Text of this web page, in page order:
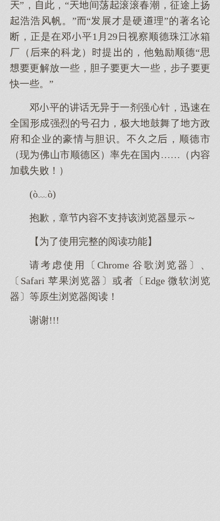
”，此，“间荡滚滚春潮，征途扬
浩浩风帆。”“展才是硬理”的著名论
断，正是在邓平1月29日视察顺德珠江冰箱
厂（的科龙）提的，他勉励顺德“思
更解放一些，胆子更一些，步子更
快一些。”
邓平的讲话无异一剂强针，迅速在
全国形强烈的号召力，极鼓舞了方政
府企业的豪情与胆识。不久，顺德市
（现佛山市顺德区）率先在国内……（内容
加载失败！）
(ò﹏ò)
抱歉，章节内容不支持该浏览器显示～
【为了使用完整的阅读功能】
请考虑使用〔Chrome 谷歌浏览器〕、
〔Safari 苹果浏览器〕或者〔Edge 微软浏览
器〕等原生浏览器阅读！
谢谢!!!